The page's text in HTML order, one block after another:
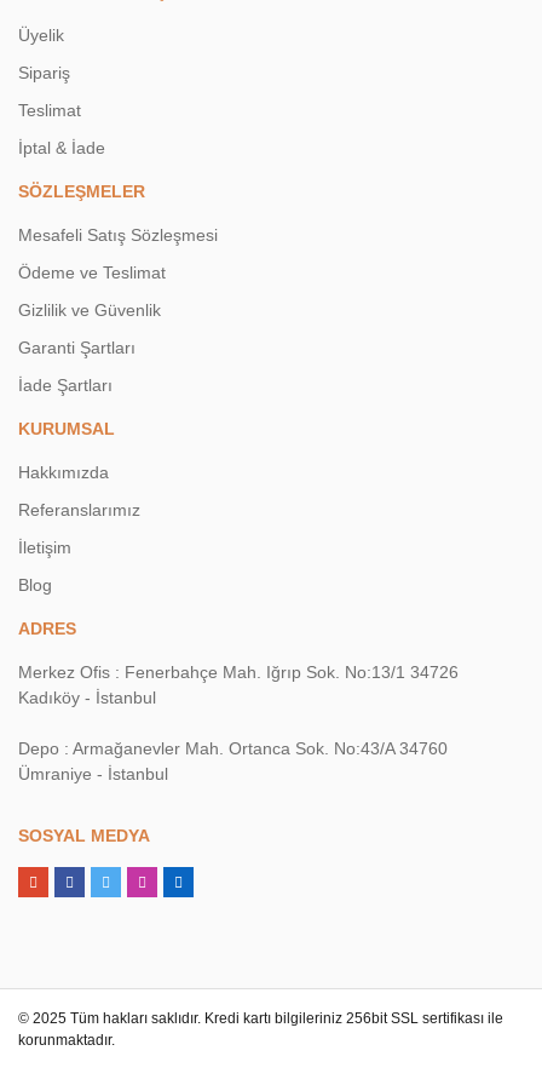
Üyelik
Sipariş
Teslimat
İptal & İade
SÖZLEŞMELER
Mesafeli Satış Sözleşmesi
Ödeme ve Teslimat
Gizlilik ve Güvenlik
Garanti Şartları
İade Şartları
KURUMSAL
Hakkımızda
Referanslarımız
İletişim
Blog
ADRES
Merkez Ofis : Fenerbahçe Mah. Iğrıp Sok. No:13/1 34726
Kadıköy - İstanbul
Depo : Armağanevler Mah. Ortanca Sok. No:43/A 34760
Ümraniye - İstanbul
SOSYAL MEDYA
© 2025 Tüm hakları saklıdır. Kredi kartı bilgileriniz 256bit SSL sertifikası ile
korunmaktadır.